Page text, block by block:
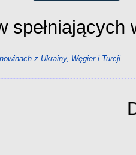
z Ukrainy, Węgier i Turcji